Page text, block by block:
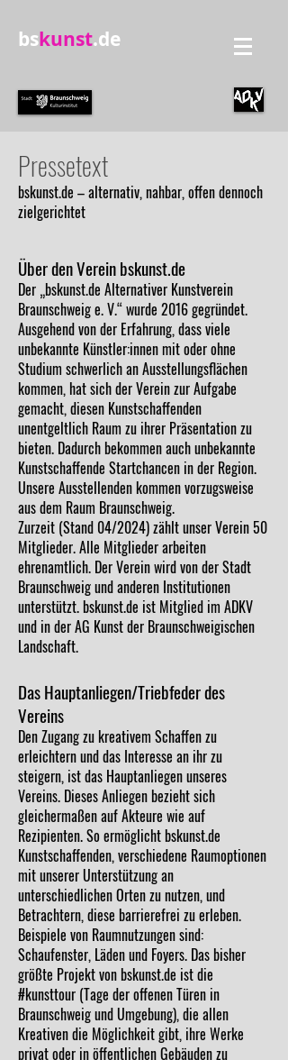
bskunst.de
Pressetext
bskunst.de – alternativ, nahbar, offen dennoch
zielgerichtet
Über den Verein bskunst.de
Der „bskunst.de Alternativer Kunstverein
Braunschweig e. V.“ wurde 2016 gegründet.
Ausgehend von der Erfahrung, dass viele
unbekannte Künstler:innen mit oder ohne
Studium schwerlich an Ausstellungsflächen
kommen, hat sich der Verein zur Aufgabe
gemacht, diesen Kunstschaffenden
unentgeltlich Raum zu ihrer Präsentation zu
bieten. Dadurch bekommen auch unbekannte
Kunstschaffende Startchancen in der Region.
Unsere Ausstellenden kommen vorzugsweise
aus dem Raum Braunschweig.
Zurzeit (Stand 04/2024) zählt unser Verein 50
Mitglieder. Alle Mitglieder arbeiten
ehrenamtlich. Der Verein wird von der Stadt
Braunschweig und anderen Institutionen
unterstützt. bskunst.de ist Mitglied im ADKV
und in der AG Kunst der Braunschweigischen
Landschaft.
Das Hauptanliegen/Triebfeder des
Vereins
Den Zugang zu kreativem Schaffen zu
erleichtern und das Interesse an ihr zu
steigern, ist das Hauptanliegen unseres
Vereins. Dieses Anliegen bezieht sich
gleichermaßen auf Akteure wie auf
Rezipienten. So ermöglicht bskunst.de
Kunstschaffenden, verschiedene Raumoptionen
mit unserer Unterstützung an
unterschiedlichen Orten zu nutzen, und
Betrachtern, diese barrierefrei zu erleben.
Beispiele von Raumnutzungen sind:
Schaufenster, Läden und Foyers. Das bisher
größte Projekt von bskunst.de ist die
#kunsttour (Tage der offenen Türen in
Braunschweig und Umgebung), die allen
Kreativen die Möglichkeit gibt, ihre Werke
privat oder in öffentlichen Gebäuden zu